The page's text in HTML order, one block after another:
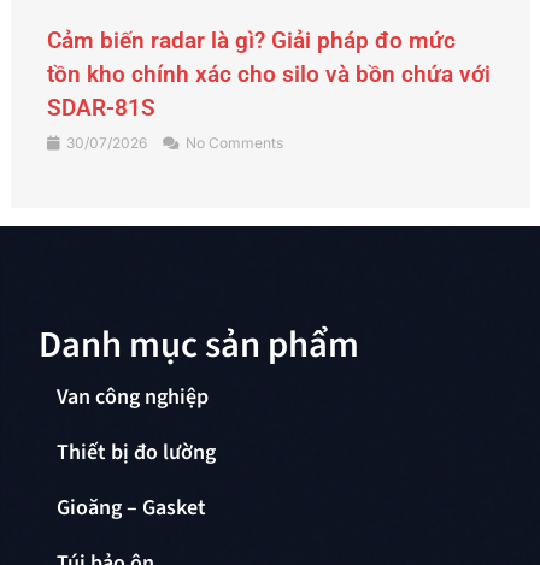
Cảm biến radar là gì? Giải pháp đo mức
tồn kho chính xác cho silo và bồn chứa với
SDAR-81S
30/07/2026 No Comments
Danh mục sản phẩm
Van công nghiệp
Thiết bị đo lường
Gioăng – Gasket